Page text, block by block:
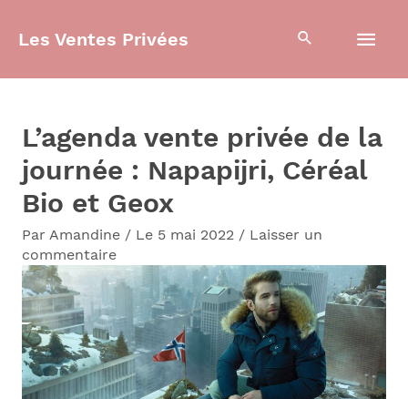
Les Ventes Privées
L’agenda vente privée de la
journée : Napapijri, Céréal
Bio et Geox
Par Amandine / Le 5 mai 2022 / Laisser un
commentaire